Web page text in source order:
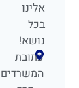
אלינו
בכל
נושא!
כתובת
המשרדים